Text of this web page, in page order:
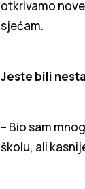
otkrivamo
sjećam.
Jeste bili
– Bio sam
školu, ali